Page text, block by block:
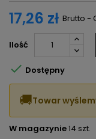
17,26 zł Brutto -
Ilość
 Dostępny
🚚Towar
W magazynie14 szt.